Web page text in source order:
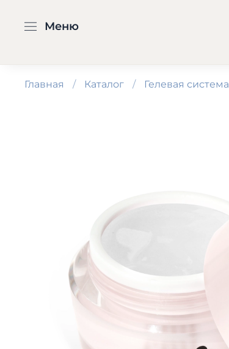
Меню
Главная Каталог Гелевая система